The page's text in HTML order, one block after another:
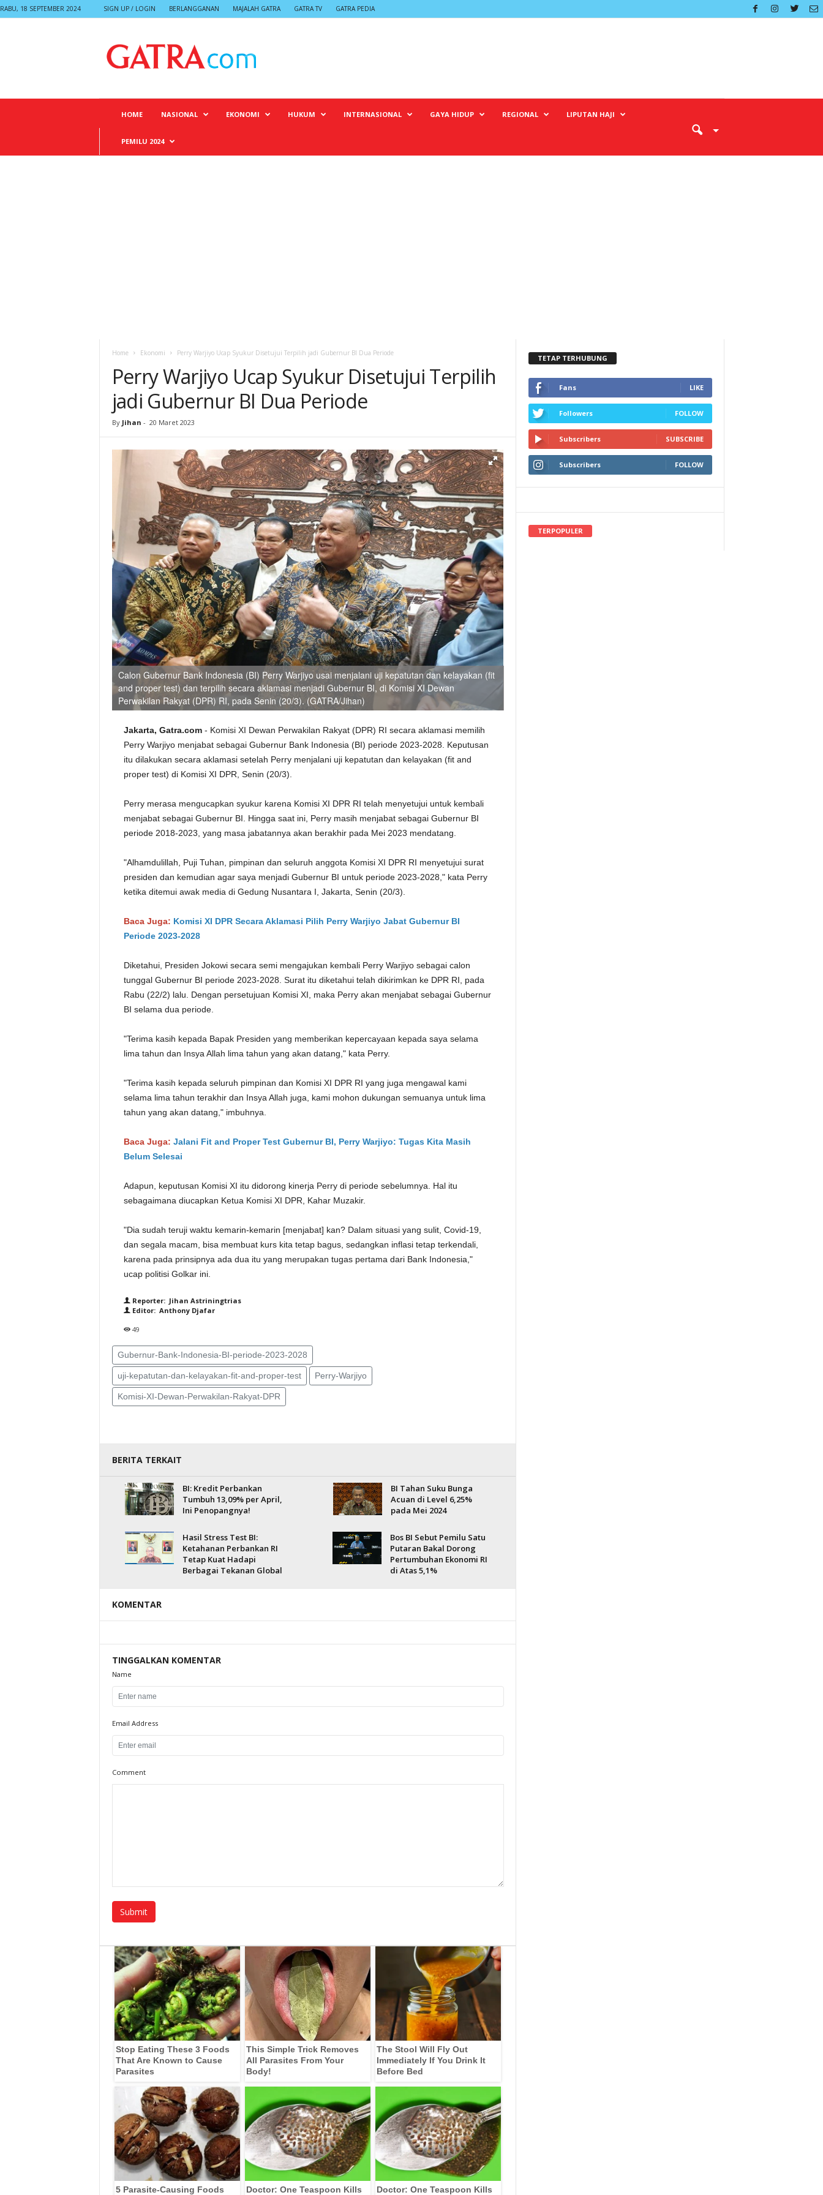
RABU, 18 SEPTEMBER 2024 SIGN UP / LOGIN BERLANGGANAN MAJALAH GATRA GATRA TV GATRA PEDIA
HOME NASIONAL EKONOMI HUKUM INTERNASIONAL GAYA HIDUP REGIONAL LIPUTAN HAJI
PEMILU 2024
Home Ekonomi Perry Warjiyo Ucap Syukur Disetujui Terpilih jadi Gubernur BI Dua Periode
Perry Warjiyo Ucap Syukur Disetujui Terpilih
jadi Gubernur BI Dua Periode
By Jihan - 20 Maret 2023
Calon Gubernur Bank Indonesia (BI) Perry Warjiyo usai menjalani uji kepatutan dan kelayakan (fit
and proper test) dan terpilih secara aklamasi menjadi Gubernur BI, di Komisi XI Dewan
Perwakilan Rakyat (DPR) RI, pada Senin (20/3). (GATRA/Jihan)
Jakarta, Gatra.com - Komisi XI Dewan Perwakilan Rakyat (DPR) RI secara aklamasi memilih
Perry Warjiyo menjabat sebagai Gubernur Bank Indonesia (BI) periode 2023-2028. Keputusan
itu dilakukan secara aklamasi setelah Perry menjalani uji kepatutan dan kelayakan (fit and
proper test) di Komisi XI DPR, Senin (20/3).
Perry merasa mengucapkan syukur karena Komisi XI DPR RI telah menyetujui untuk kembali
menjabat sebagai Gubernur BI. Hingga saat ini, Perry masih menjabat sebagai Gubernur BI
periode 2018-2023, yang masa jabatannya akan berakhir pada Mei 2023 mendatang.
"Alhamdulillah, Puji Tuhan, pimpinan dan seluruh anggota Komisi XI DPR RI menyetujui surat
presiden dan kemudian agar saya menjadi Gubernur BI untuk periode 2023-2028," kata Perry
ketika ditemui awak media di Gedung Nusantara I, Jakarta, Senin (20/3).
Baca Juga: Komisi XI DPR Secara Aklamasi Pilih Perry Warjiyo Jabat Gubernur BI
Periode 2023-2028
Diketahui, Presiden Jokowi secara semi mengajukan kembali Perry Warjiyo sebagai calon
tunggal Gubernur BI periode 2023-2028. Surat itu diketahui telah dikirimkan ke DPR RI, pada
Rabu (22/2) lalu. Dengan persetujuan Komisi XI, maka Perry akan menjabat sebagai Gubernur
BI selama dua periode.
"Terima kasih kepada Bapak Presiden yang memberikan kepercayaan kepada saya selama
lima tahun dan Insya Allah lima tahun yang akan datang," kata Perry.
"Terima kasih kepada seluruh pimpinan dan Komisi XI DPR RI yang juga mengawal kami
selama lima tahun terakhir dan Insya Allah juga, kami mohon dukungan semuanya untuk lima
tahun yang akan datang," imbuhnya.
Baca Juga: Jalani Fit and Proper Test Gubernur BI, Perry Warjiyo: Tugas Kita Masih
Belum Selesai
Adapun, keputusan Komisi XI itu didorong kinerja Perry di periode sebelumnya. Hal itu
sebagaimana diucapkan Ketua Komisi XI DPR, Kahar Muzakir.
"Dia sudah teruji waktu kemarin-kemarin [menjabat] kan? Dalam situasi yang sulit, Covid-19,
dan segala macam, bisa membuat kurs kita tetap bagus, sedangkan inflasi tetap terkendali,
karena pada prinsipnya ada dua itu yang merupakan tugas pertama dari Bank Indonesia,"
ucap politisi Golkar ini.
Reporter: Jihan Astriningtrias
Editor: Anthony Djafar
49
Gubernur-Bank-Indonesia-BI-periode-2023-2028
uji-kepatutan-dan-kelayakan-fit-and-proper-test Perry-Warjiyo
Komisi-XI-Dewan-Perwakilan-Rakyat-DPR
BERITA TERKAIT
BI: Kredit Perbankan
Tumbuh 13,09% per April,
Ini Penopangnya!
BI Tahan Suku Bunga
Acuan di Level 6,25%
pada Mei 2024
Hasil Stress Test BI:
Ketahanan Perbankan RI
Tetap Kuat Hadapi
Berbagai Tekanan Global
Bos BI Sebut Pemilu Satu
Putaran Bakal Dorong
Pertumbuhan Ekonomi RI
di Atas 5,1%
KOMENTAR
TINGGALKAN KOMENTAR
Name
Email Address
Comment
Stop Eating These 3 Foods
That Are Known to Cause
Parasites
This Simple Trick Removes
All Parasites From Your
Body!
The Stool Will Fly Out
Immediately If You Drink It
Before Bed
5 Parasite-Causing Foods Doctor: One Teaspoon Kills Doctor: One Teaspoon Kills
TETAP TERHUBUNG
Fans LIKE
Followers FOLLOW
Subscribers SUBSCRIBE
Subscribers FOLLOW